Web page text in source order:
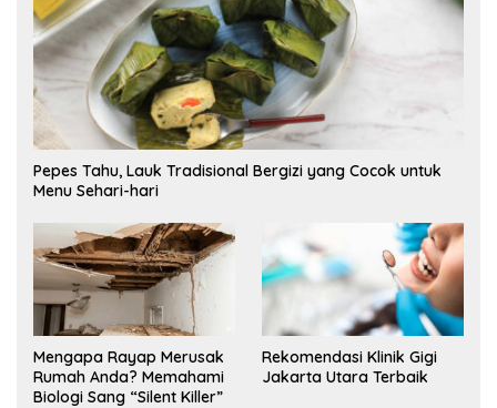
Pepes Tahu, Lauk Tradisional Bergizi yang Cocok untuk
Menu Sehari-hari
Mengapa Rayap Merusak
Rumah Anda? Memahami
Biologi Sang “Silent Killer”
Rekomendasi Klinik Gigi
Jakarta Utara Terbaik